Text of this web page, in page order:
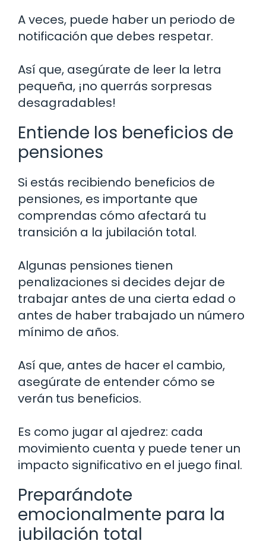
A veces, puede haber un periodo de
notificación que debes respetar.
Así que, asegúrate de leer la letra
pequeña, ¡no querrás sorpresas
desagradables!
Entiende los beneficios de
pensiones
Si estás recibiendo beneficios de
pensiones, es importante que
comprendas cómo afectará tu
transición a la jubilación total.
Algunas pensiones tienen
penalizaciones si decides dejar de
trabajar antes de una cierta edad o
antes de haber trabajado un número
mínimo de años.
Así que, antes de hacer el cambio,
asegúrate de entender cómo se
verán tus beneficios.
Es como jugar al ajedrez: cada
movimiento cuenta y puede tener un
impacto significativo en el juego final.
Preparándote
emocionalmente para la
jubilación total